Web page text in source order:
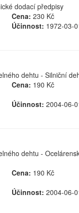
dodací předpisy
Cena: 230 Kč
Účinnost: 1972-03-
dehtu - Silniční
Cena: 190 Kč
Účinnost: 2004-06-
dehtu -
Cena: 190 Kč
Účinnost: 2004-06-